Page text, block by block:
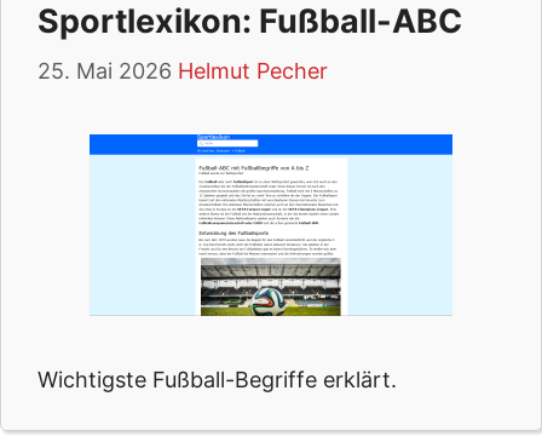
Sportlexikon: Fußball-ABC
25. Mai 2026 Helmut Pecher
Wichtigste Fußball-Begriffe erklärt.